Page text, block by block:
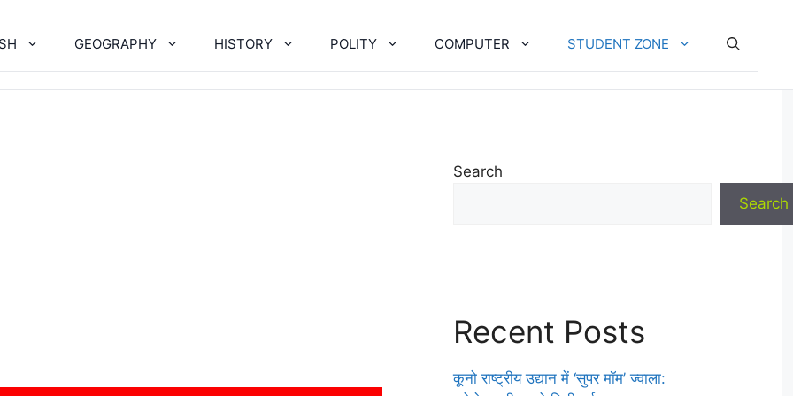
GEOGRAPHY HISTORY POLITY COMPUTER STUDENT ZONE
Search
Search
Recent Posts
कूनो राष्ट्रीय उद्यान में ‘सुपर मॉम’ ज्वाला: